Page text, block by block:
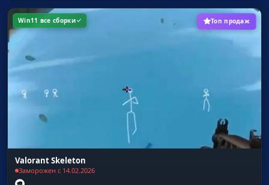
Win11 все сборки Топ продаж
Valorant Skeleton
Заморожен с 14.02.2026